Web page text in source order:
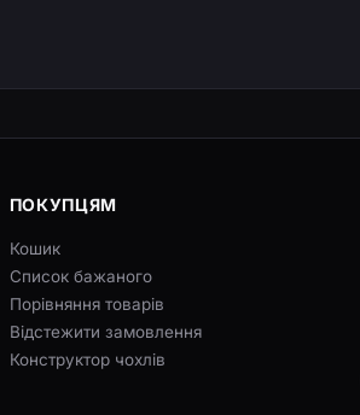
ПОКУПЦЯМ
Кошик
Список бажаного
Порівняння товарів
Відстежити замовлення
Конструктор чохлів